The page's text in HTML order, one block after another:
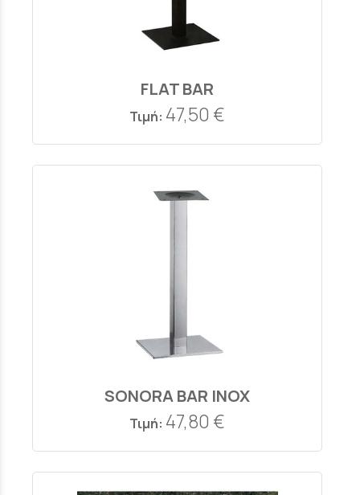
FLAT BAR
Τιμή: 47,50 €
SONORA ΒΑR INOX
Τιμή: 47,80 €